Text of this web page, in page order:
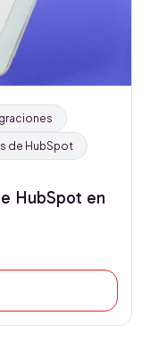
de HubSpot
HubSpot en